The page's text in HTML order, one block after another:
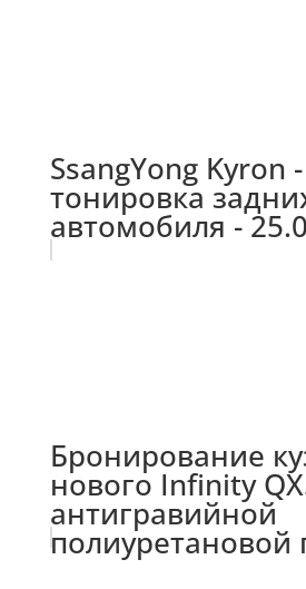
SsangYong Kyron -
тонировка
автомобиля -
Бронирование
нового Infinity
антигравийной
полиуретановой